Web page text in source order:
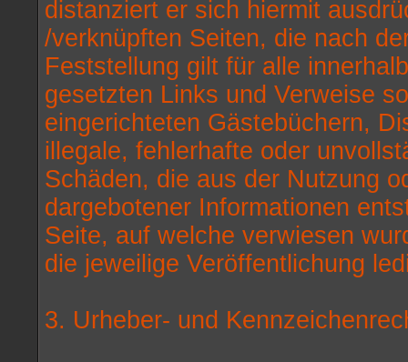
distanziert er sich hiermit
/verknüpften Seiten, die nach
Feststellung gilt für alle
gesetzten Links und Verweise
eingerichteten Gästebüchern,
illegale, fehlerhafte oder
Schäden, die aus der Nutzung
dargebotener Informationen
Seite, auf welche verwiesen
die jeweilige Veröffentlichung
3. Urheber- und